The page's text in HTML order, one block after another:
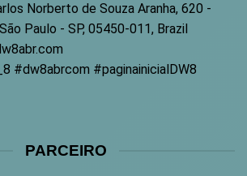
Norberto de Souza Aranha, 620 -
Paulo - SP, 05450-011, Brazil
#dw8abrcom #paginainicialDW8
PARCEIRO